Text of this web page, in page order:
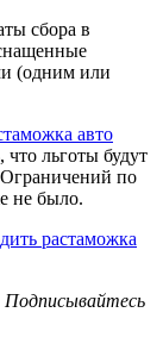
сбора в
(одним или
авто
что льготы будут
Ограничений по
не было.
растаможка
Подписывайтесь